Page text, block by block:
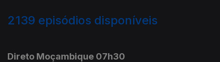
2139 episódios disponíveis
Direto Moçambique 07h30